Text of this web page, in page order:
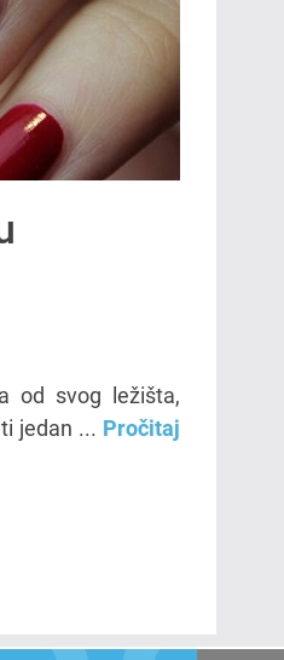
od svog ležišta,
jedan ... Pročitaj